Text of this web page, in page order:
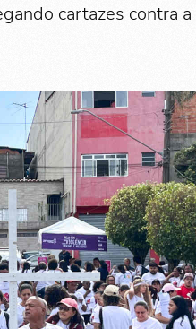
cartazes contra a